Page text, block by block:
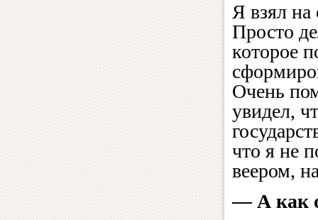
Я взял на
Просто
которое
Очень
увидел,
что я не
веером,
— А как